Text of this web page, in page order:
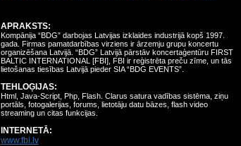
APRAKSTS:
Kompānija “BDG” darbojas Latvijas izklaides industrijā kopš 1997.
gada. Firmas pamatdarbības virziens ir ārzemju grupu koncertu
organizēšana Latvijā. “BDG” Latvijā pārstāv koncertaģentūru FIRST
BALTIC INTERNATIONAL [FBI], FBI ir reģistrēta preču zīme, un tās
lietošanas tiesības Latvijā pieder SIA “BDG EVENTS”.
TEHLOĢIJAS:
Html, Java-Script, Php, Flash. Clarus satura vadības sistēma, ziņu
portāls, fotogalerijas, forums, lietotāju datu bāzes, flash video
streaming un citas funkcijas.
INTERNETĀ:
www.fbi.lv